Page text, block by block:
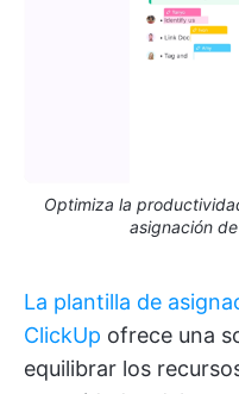
Optimiza la
asignación
La plantilla de
ClickUp ofrece una
equilibrar los